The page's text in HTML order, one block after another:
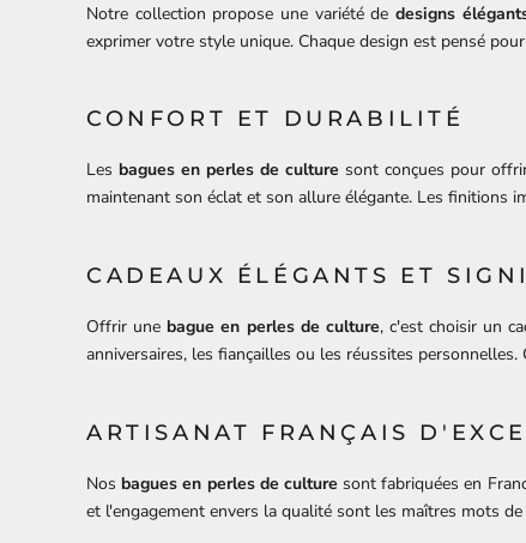
Notre collection propose une variété dedesigns
exprimer votre style unique. Chaque design est pensé
CONFORT ET DURABILITÉ
Les bagues en perles de culture sont conçues pour
maintenant son éclat et son allure élégante. Les finitions
CADEAUX ÉLÉGANTS ET
Offrir une bague en perles de culture, c'est choisir un
anniversaires, les fiançailles ou les réussites
ARTISANAT FRANÇAIS
Nos bagues en perles de culture sont fabriquées en
et l'engagement envers la qualité sont les maîtres mots